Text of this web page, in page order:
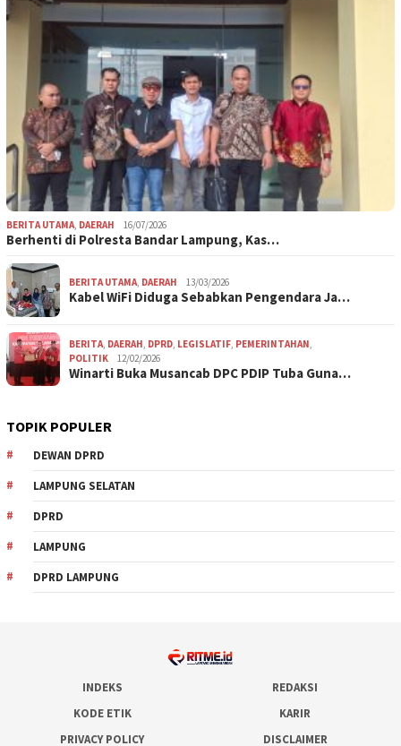
BERITA UTAMA, DAERAH 16/07/2026
Berhenti di Polresta Bandar Lampung, Kas…
BERITA UTAMA, DAERAH 13/03/2026
Kabel WiFi Diduga Sebabkan Pengendara Ja…
BERITA, DAERAH, DPRD, LEGISLATIF, PEMERINTAHAN,
POLITIK
12/02/2026
Winarti Buka Musancab DPC PDIP Tuba Guna…
TOPIK POPULER
DEWAN DPRD
LAMPUNG SELATAN
DPRD
LAMPUNG
DPRD LAMPUNG
INDEKS
REDAKSI
KODE ETIK
KARIR
PRIVACY POLICY
DISCLAIMER